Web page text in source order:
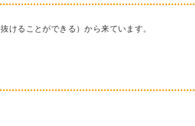
けることができる）から来ています。